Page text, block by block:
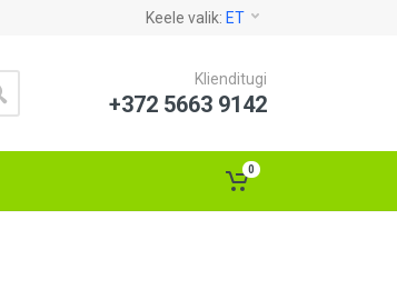
Keele valik: ET
Klienditugi
+372 5663 9142
0